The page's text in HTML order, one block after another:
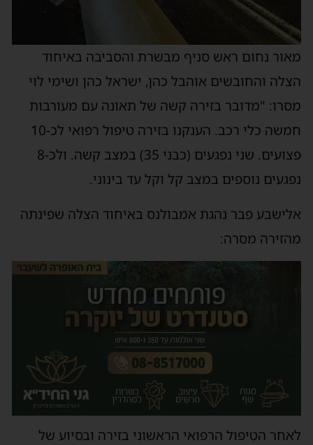
מאור נחום ראש סניף מבשרת והסביבה באיחוד
הצלה והחובשים אוהבל כהן, ישראל כהן ושימי לוי
מסרו: "מדובר בזירה קשה של תאונה עם מעורבות
חמשה כלי רכב. הענקנו בזירה טיפול רפואי לכ-10
פצועים. שני נפגעים (כבני 35) במצב קשה. ולכ-8
נפגעים נוספים במצב קל וקל עד בינוני.
אלישבע פבר נהגת אמבולנס באיחוד הצלה שפינתה
מהזירה מסרה:
לאחר הטיפול הרפואי הראשוני בזירה ובסיוע של